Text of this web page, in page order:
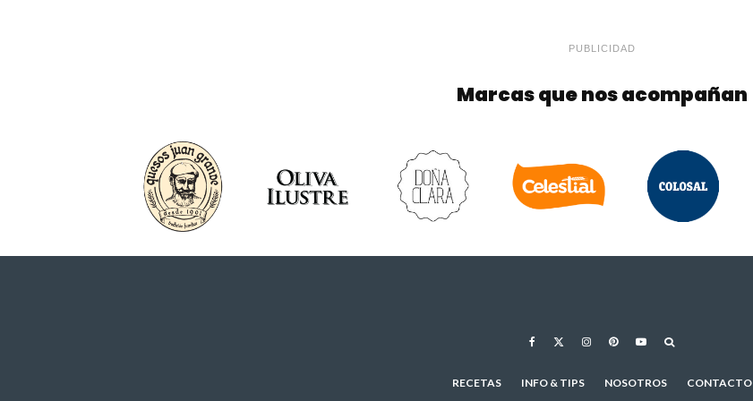
PUBLICIDAD
Marcas que nos acompañan
RECETAS INFO & TIPS NOSOTROS CONTACTO